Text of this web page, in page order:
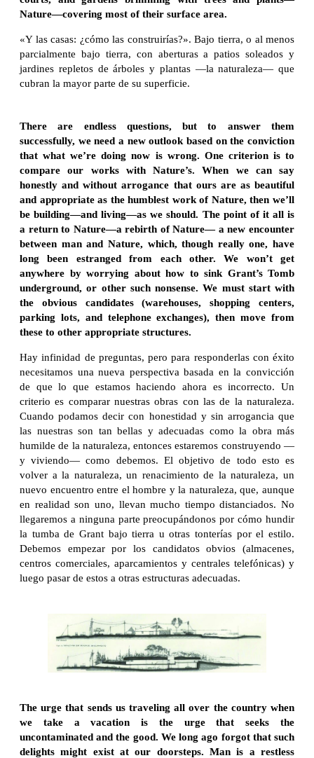
Nature—covering most of their surface area.
«Y las casas: ¿cómo las construirías?». Bajo tierra, o al menos
parcialmente bajo tierra, con aberturas a patios soleados y
jardines repletos de árboles y plantas —la naturaleza— que
cubran la mayor parte de su superficie.
There are endless questions, but to answer them
successfully, we need a new outlook based on the conviction
that what we’re doing now is wrong. One criterion is to
compare our works with Nature’s. When we can say
honestly and without arrogance that ours are as beautiful
and appropriate as the humblest work of Nature, then we’ll
be building—and living—as we should. The point of it all is
a return to Nature—a rebirth of Nature— a new encounter
between man and Nature, which, though really one, have
long been estranged from each other. We won’t get
anywhere by worrying about how to sink Grant’s Tomb
underground, or other such nonsense. We must start with
the obvious candidates (warehouses, shopping centers,
parking lots, and telephone exchanges), then move from
these to other appropriate structures.
Hay infinidad de preguntas, pero para responderlas con éxito
necesitamos una nueva perspectiva basada en la convicción
de que lo que estamos haciendo ahora es incorrecto. Un
criterio es comparar nuestras obras con las de la naturaleza.
Cuando podamos decir con honestidad y sin arrogancia que
las nuestras son tan bellas y adecuadas como la obra más
humilde de la naturaleza, entonces estaremos construyendo —
y viviendo— como debemos. El objetivo de todo esto es
volver a la naturaleza, un renacimiento de la naturaleza, un
nuevo encuentro entre el hombre y la naturaleza, que, aunque
en realidad son uno, llevan mucho tiempo distanciados. No
llegaremos a ninguna parte preocupándonos por cómo hundir
la tumba de Grant bajo tierra u otras tonterías por el estilo.
Debemos empezar por los candidatos obvios (almacenes,
centros comerciales, aparcamientos y centrales telefónicas) y
luego pasar de estos a otras estructuras adecuadas.
The urge that sends us traveling all over the country when
we take a vacation is the urge that seeks the
uncontaminated and the good. We long ago forgot that such
delights might exist at our doorsteps. Man is a restless